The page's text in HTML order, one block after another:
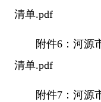
清单.pdf
附件6：河源
清单.pdf
附件7：河源